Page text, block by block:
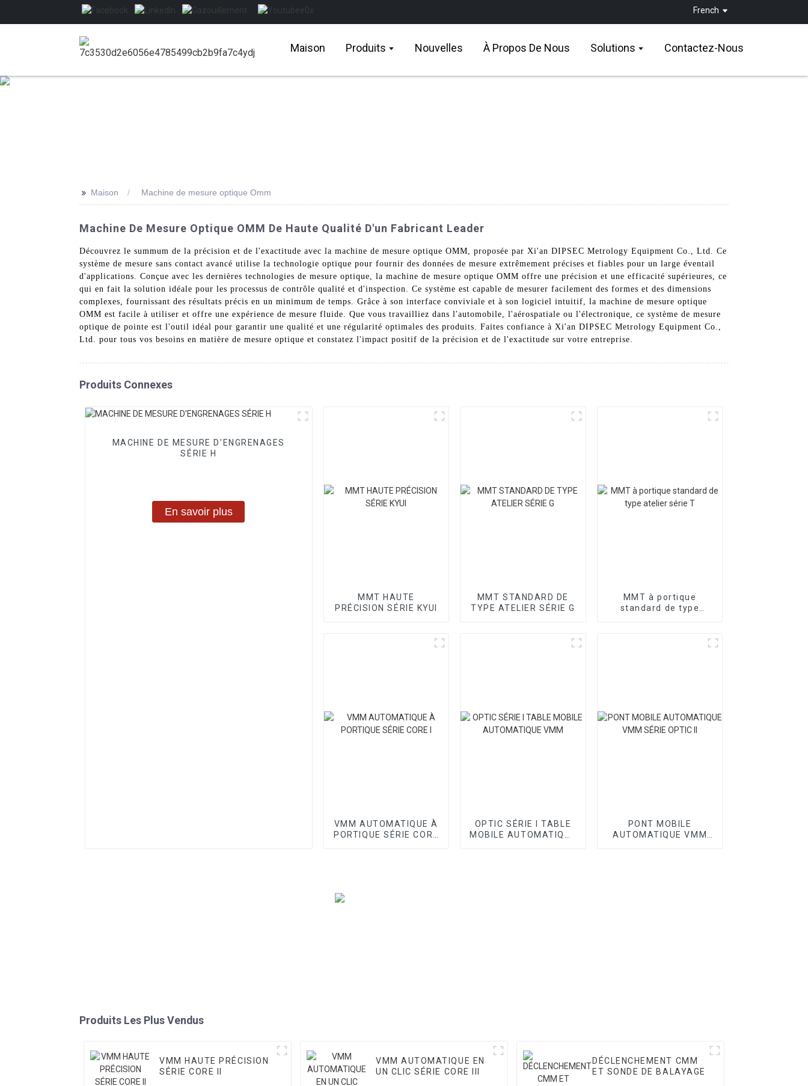
French
Maison Produits Nouvelles À Propos De Nous Solutions Contactez-Nous
>> Maison Machine de mesure optique Omm
Machine De Mesure Optique OMM De Haute Qualité D'un Fabricant Leader
Découvrez le summum de la précision et de l'exactitude avec la machine de mesure optique OMM, proposée par Xi'an DIPSEC Metrology Equipment Co., Ltd. Ce
système de mesure sans contact avancé utilise la technologie optique pour fournir des données de mesure extrêmement précises et fiables pour un large éventail
d'applications. Conçue avec les dernières technologies de mesure optique, la machine de mesure optique OMM offre une précision et une efficacité supérieures, ce
qui en fait la solution idéale pour les processus de contrôle qualité et d'inspection. Ce système est capable de mesurer facilement des formes et des dimensions
complexes, fournissant des résultats précis en un minimum de temps. Grâce à son interface conviviale et à son logiciel intuitif, la machine de mesure optique
OMM est facile à utiliser et offre une expérience de mesure fluide. Que vous travailliez dans l'automobile, l'aérospatiale ou l'électronique, ce système de mesure
optique de pointe est l'outil idéal pour garantir une qualité et une régularité optimales des produits. Faites confiance à Xi'an DIPSEC Metrology Equipment Co.,
Ltd. pour tous vos besoins en matière de mesure optique et constatez l'impact positif de la précision et de l'exactitude sur votre entreprise.
Produits Connexes
MACHINE DE MESURE D'ENGRENAGES
SÉRIE H
En savoir plus
MMT HAUTE
PRÉCISION SÉRIE KYUI
MMT STANDARD DE
TYPE ATELIER SÉRIE G
MMT à portique
standard de type
VMM AUTOMATIQUE À
PORTIQUE SÉRIE CORE
OPTIC SÉRIE I TABLE
MOBILE AUTOMATIQUE
PONT MOBILE
AUTOMATIQUE VMM
Produits Les Plus Vendus
VMM HAUTE PRÉCISION
SÉRIE CORE II
VMM AUTOMATIQUE EN
UN CLIC SÉRIE CORE III
DÉCLENCHEMENT CMM
ET SONDE DE BALAYAGE